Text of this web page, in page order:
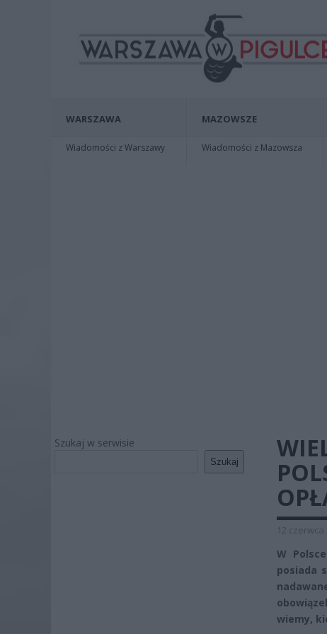
WARSZAWA
Wiadomości z Warszawy
MAZOWSZE
Wiadomości z Mazowsza
Szukaj w serwisie
Szukaj
12 czerwca
W
posiada
wiemy,